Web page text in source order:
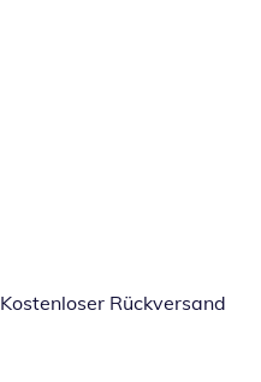
Kostenloser Rückversand